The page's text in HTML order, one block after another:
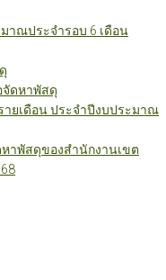
าณประจำรอบ 6 เดือน
จัดหาพัสดุ
ยเดือน ประจำปีงบประมาณ
าพัสดุของสำนักงานเขต